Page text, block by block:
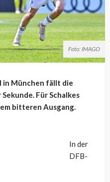
Foto: IMAGO
in München fällt die
Für Schalkes
bitteren Ausgang.
In der
DFB-